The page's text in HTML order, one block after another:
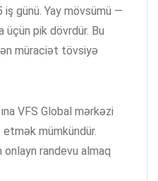
iş günü. Yay mövsümü —
üçün pik dövrdür. Bu
müraciət tövsiyə
VFS Global mərkəzi
mümkündür.
randevu almaq